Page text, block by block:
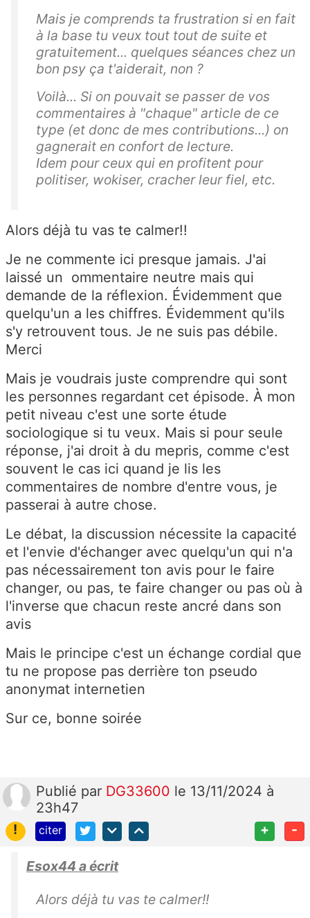
Mais je comprends ta frustration si en fait
à la base tu veux tout tout de suite et
gratuitement... quelques séances chez un
bon psy ça t'aiderait, non ?
Voilà... Si on pouvait se passer de vos
commentaires à "chaque" article de ce
type (et donc de mes contributions...) on
gagnerait en confort de lecture.
Idem pour ceux qui en profitent pour
politiser, wokiser, cracher leur fiel, etc.
Alors déjà tu vas te calmer!!
Je ne commente ici presque jamais. J'ai
laissé un ommentaire neutre mais qui
demande de la réflexion. Évidemment que
quelqu'un a les chiffres. Évidemment qu'ils
s'y retrouvent tous. Je ne suis pas débile.
Merci
Mais je voudrais juste comprendre qui sont
les personnes regardant cet épisode. À mon
petit niveau c'est une sorte étude
sociologique si tu veux. Mais si pour seule
réponse, j'ai droit à du mepris, comme c'est
souvent le cas ici quand je lis les
commentaires de nombre d'entre vous, je
passerai à autre chose.
Le débat, la discussion nécessite la capacité
et l'envie d'échanger avec quelqu'un qui n'a
pas nécessairement ton avis pour le faire
changer, ou pas, te faire changer ou pas où à
l'inverse que chacun reste ancré dans son
avis
Mais le principe c'est un échange cordial que
tu ne propose pas derrière ton pseudo
anonymat internetien
Sur ce, bonne soirée
Publié par DG33600 le 13/11/2024 à
23h47
!
citer + -
Esox44 a écrit
Alors déjà tu vas te calmer!!